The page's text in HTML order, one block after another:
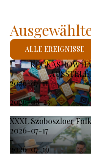
KOCKASHOW
2026-07-11
-
2026-08-23
XXXI. Szoboszloer
2026-07-17
-
2026-07-19
ALLE EREIGNISSE